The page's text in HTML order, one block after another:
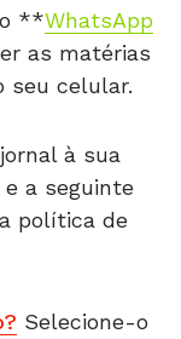
**WhatsApp
as matérias
seu celular.
à sua
a seguinte
política de
Selecione-o